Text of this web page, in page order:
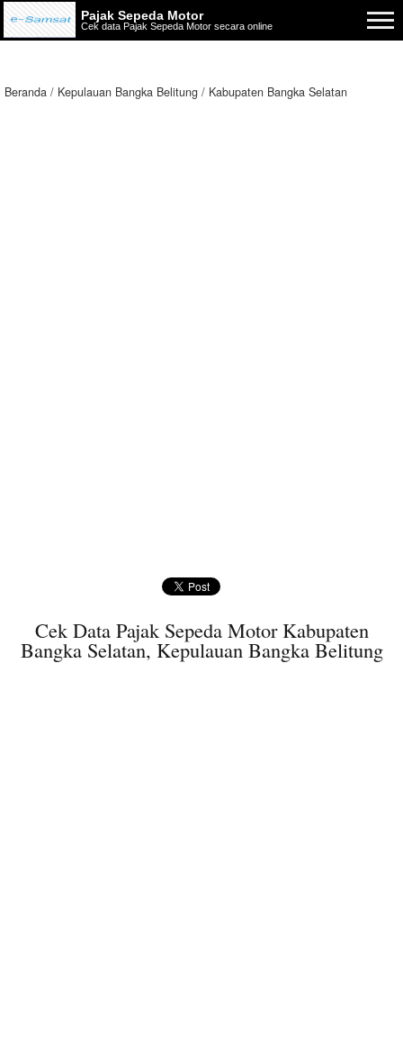
Pajak Sepeda Motor
Cek data Pajak Sepeda Motor secara online
Beranda Kepulauan Bangka Belitung Kabupaten Bangka Selatan
Cek Data Pajak Sepeda Motor Kabupaten
Bangka Selatan, Kepulauan Bangka Belitung